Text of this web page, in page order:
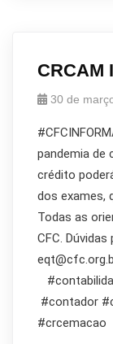
CRCAM
30 de
pandemia de
crédito
dos exames,
Todas as
CFC.
#contador